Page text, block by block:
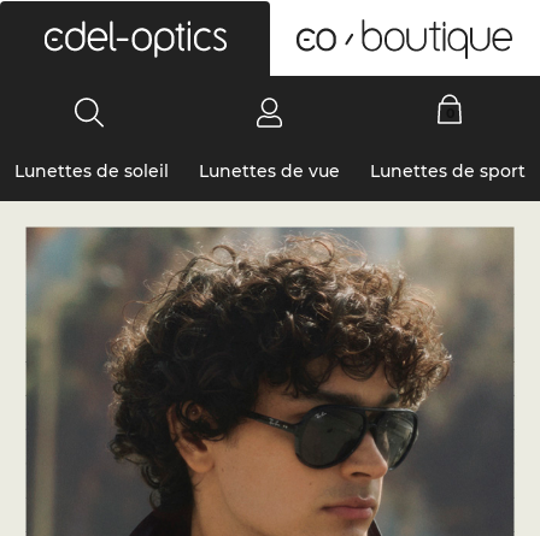
Lunettes de soleil Lunettes de vue Lunettes de sport